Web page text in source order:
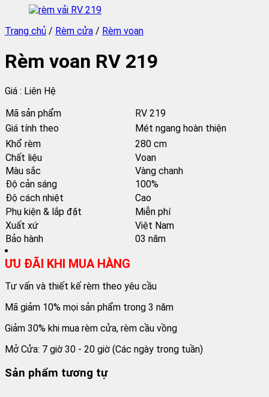
Trang chủ / Rèm cửa / Rèm voan
Rèm voan RV 219
Giá : Liên Hệ
Mã sản phẩm
RV 219
Giá tính theo
Mét ngang hoàn thiện
Khổ rèm
280 cm
Chất liệu
Voan
Màu sắc
Vàng chanh
Độ cản sáng
100%
Độ cách nhiệt
Cao
Phụ kiện & lắp đặt
Miễn phí
Xuất xứ
Việt Nam
Bảo hành
03 năm
ƯU ĐÃI KHI MUA HÀNG
Tư vấn và thiết kế rèm theo yêu cầu
Mã giảm 10% mọi sản phẩm trong 3 năm
Giảm 30% khi mua rèm cửa, rèm cầu vồng
Mở Cửa: 7 giờ 30 - 20 giờ (Các ngày trong tuần)
Sản phẩm tương tự